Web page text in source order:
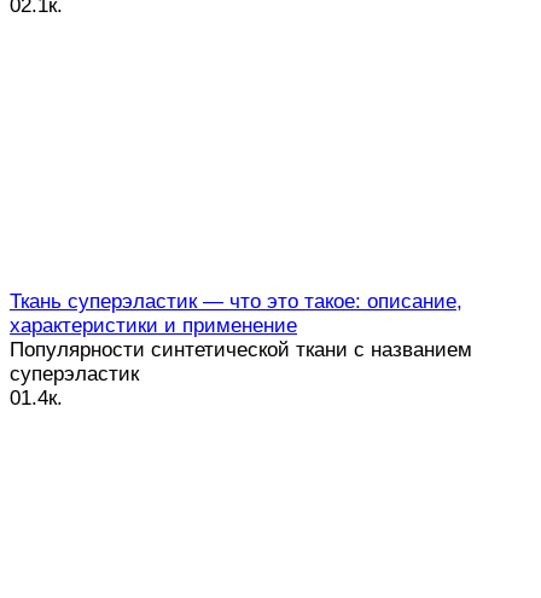
02.1к.
Ткань суперэластик — что это такое: описание,
характеристики и применение
Популярности синтетической ткани с названием
суперэластик
01.4к.